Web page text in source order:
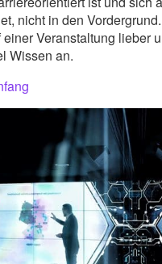
nicht in den
Veranstaltung lieber
Wissen an.